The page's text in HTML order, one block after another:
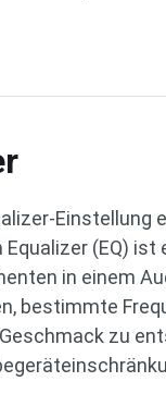
(EQ)
in einem
bestimmte
zu